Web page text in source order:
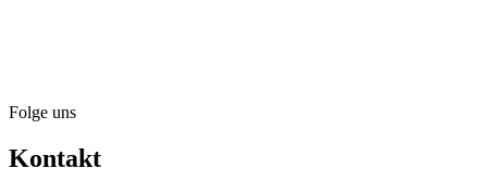
Folge uns
Kontakt